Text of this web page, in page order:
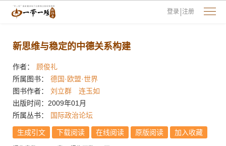
登录 注册
新思维与稳定的中德关系构建
作者：
顾俊礼
所属图书：
德国·欧盟·世界
图书作者：
刘立群
连玉如
出版时间：2009年01月
所属丛书：
国际政治论坛
生成引文 下载阅读 在线阅读 原版阅读 加入收藏